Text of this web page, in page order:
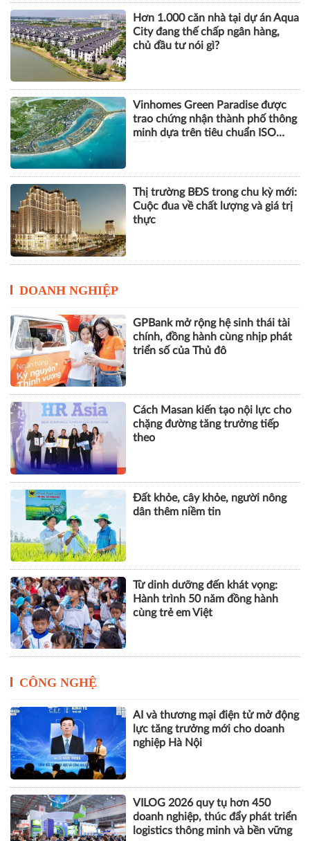
Hơn 1.000 căn nhà tại dự án Aqua
City đang thế chấp ngân hàng,
chủ đầu tư nói gì?
Vinhomes Green Paradise được
trao chứng nhận thành phố thông
minh dựa trên tiêu chuẩn ISO
Thị trường BĐS trong chu kỳ mới:
Cuộc đua về chất lượng và giá trị
thực
DOANH NGHIỆP
GPBank mở rộng hệ sinh thái tài
chính, đồng hành cùng nhịp phát
triển số của Thủ đô
Cách Masan kiến tạo nội lực cho
chặng đường tăng trưởng tiếp
theo
Đất khỏe, cây khỏe, người nông
dân thêm niềm tin
Từ dinh dưỡng đến khát vọng:
Hành trình 50 năm đồng hành
cùng trẻ em Việt
CÔNG NGHỆ
AI và thương mại điện tử mở động
lực tăng trưởng mới cho doanh
nghiệp Hà Nội
VILOG 2026 quy tụ hơn 450
doanh nghiệp, thúc đẩy phát triển
logistics thông minh và bền vững